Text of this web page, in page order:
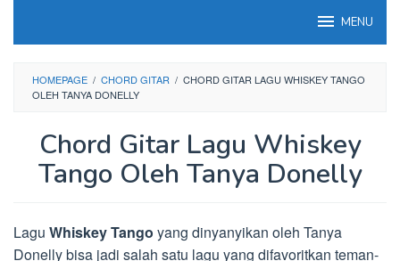
MENU
HOMEPAGE / CHORD GITAR / CHORD GITAR LAGU WHISKEY TANGO
OLEH TANYA DONELLY
Chord Gitar Lagu Whiskey
Tango Oleh Tanya Donelly
Lagu Whiskey Tango yang dinyanyikan oleh Tanya
Donelly bisa jadi salah satu lagu yang difavoritkan teman-